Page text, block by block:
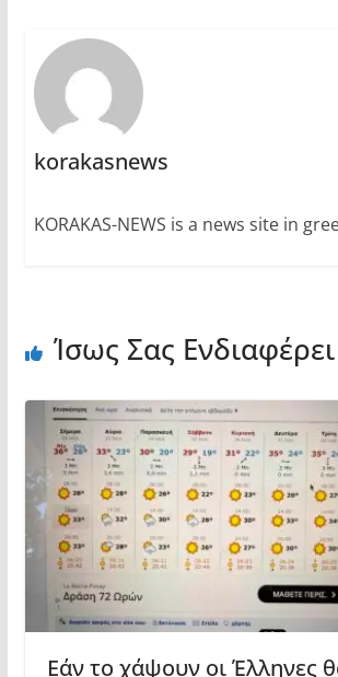
korakasnews
KORAKAS-NEWS is a news site in
Ίσως Σας Ενδιαφέρει
Εάν το χάψουν οι Έλληνες